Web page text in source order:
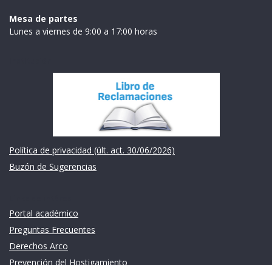
Mesa de partes
Lunes a viernes de 9:00 a 17:00 horas
Política de privacidad (últ. act. 30/06/2026)
Buzón de Sugerencias
Portal académico
Preguntas Frecuentes
Derechos Arco
Prevención del Hostigamiento